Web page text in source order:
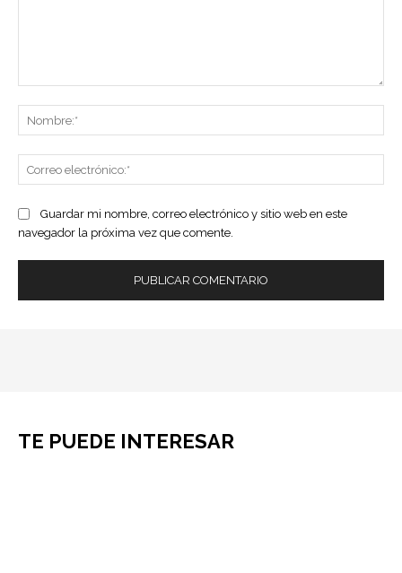
Guardar mi nombre, correo electrónico y sitio web en este
navegador la próxima vez que comente.
TE PUEDE INTERESAR